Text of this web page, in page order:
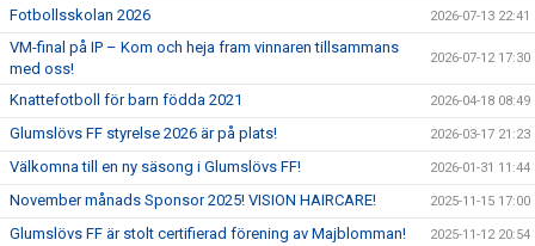
Fotbollsskolan 2026 2026-07-13 22:41
VM-final på IP – Kom och heja fram vinnaren tillsammans
med oss!
2026-07-12 17:30
Knattefotboll för barn födda 2021 2026-04-18 08:49
Glumslövs FF styrelse 2026 är på plats! 2026-03-17 21:23
Välkomna till en ny säsong i Glumslövs FF! 2026-01-31 11:44
November månads Sponsor 2025! VISION HAIRCARE! 2025-11-15 17:00
Glumslövs FF är stolt certifierad förening av Majblomman! 2025-11-12 20:54